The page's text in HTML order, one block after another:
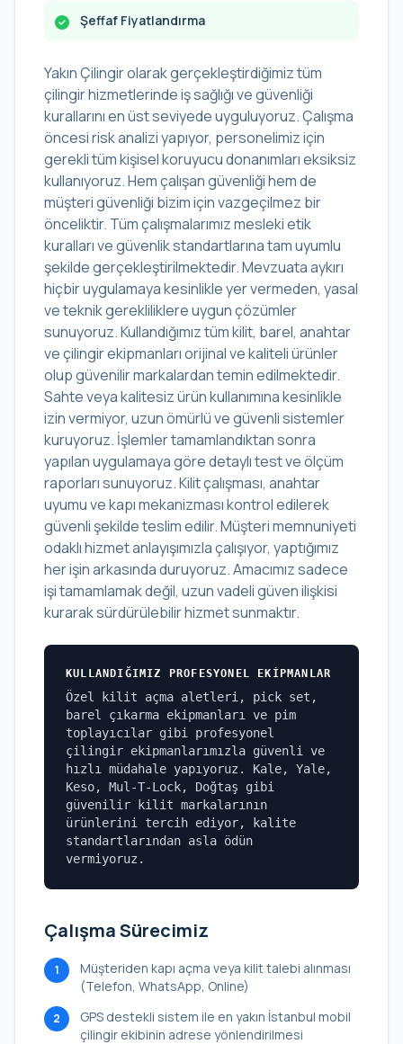
Şeffaf Fiyatlandırma
Yakın Çilingir olarak gerçekleştirdiğimiz tüm
çilingir hizmetlerinde iş sağlığı ve güvenliği
kurallarını en üst seviyede uyguluyoruz. Çalışma
öncesi risk analizi yapıyor, personelimiz için
gerekli tüm kişisel koruyucu donanımları eksiksiz
kullanıyoruz. Hem çalışan güvenliği hem de
müşteri güvenliği bizim için vazgeçilmez bir
önceliktir. Tüm çalışmalarımız mesleki etik
kuralları ve güvenlik standartlarına tam uyumlu
şekilde gerçekleştirilmektedir. Mevzuata aykırı
hiçbir uygulamaya kesinlikle yer vermeden, yasal
ve teknik gerekliliklere uygun çözümler
sunuyoruz. Kullandığımız tüm kilit, barel, anahtar
ve çilingir ekipmanları orijinal ve kaliteli ürünler
olup güvenilir markalardan temin edilmektedir.
Sahte veya kalitesiz ürün kullanımına kesinlikle
izin vermiyor, uzun ömürlü ve güvenli sistemler
kuruyoruz. İşlemler tamamlandıktan sonra
yapılan uygulamaya göre detaylı test ve ölçüm
raporları sunuyoruz. Kilit çalışması, anahtar
uyumu ve kapı mekanizması kontrol edilerek
güvenli şekilde teslim edilir. Müşteri memnuniyeti
odaklı hizmet anlayışımızla çalışıyor, yaptığımız
her işin arkasında duruyoruz. Amacımız sadece
işi tamamlamak değil, uzun vadeli güven ilişkisi
kurarak sürdürülebilir hizmet sunmaktır.
KULLANDIĞIMIZ PROFESYONEL EKIPMANLAR
Özel kilit açma aletleri, pick set,
barel çıkarma ekipmanları ve pim
toplayıcılar gibi profesyonel
çilingir ekipmanlarımızla güvenli ve
hızlı müdahale yapıyoruz. Kale, Yale,
Keso, Mul-T-Lock, Doğtaş gibi
güvenilir kilit markalarının
ürünlerini tercih ediyor, kalite
standartlarından asla ödün
vermiyoruz.
Çalışma Sürecimiz
1
Müşteriden kapı açma veya kilit talebi alınması
(Telefon, WhatsApp, Online)
2
GPS destekli sistem ile en yakın İstanbul mobil
çilingir ekibinin adrese yönlendirilmesi